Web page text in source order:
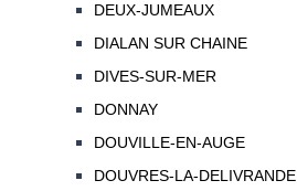
DEUX-JUMEAUX
DIALAN SUR CHAINE
DIVES-SUR-MER
DONNAY
DOUVILLE-EN-AUGE
DOUVRES-LA-DELIVRANDE